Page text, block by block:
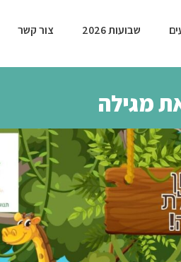
שבועות 2026 צור קשר
מגילה